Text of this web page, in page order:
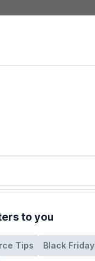
to you
Tips Black Friday